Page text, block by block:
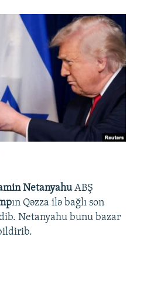
NetanyahuABŞ
ın Qəzza ilə bağlı son
Netanyahu bunu bazar